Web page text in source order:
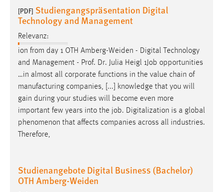
[PDF] Studiengangspräsentation Digital
Technology and Management
Relevanz:
ion from day 1 OTH Amberg-Weiden - Digital Technology
and Management - Prof. Dr. Julia Heigl 1Job opportunities
…in almost all corporate functions in the value chain of
manufacturing companies, [...] knowledge that you will
gain during your studies will become even more
important few years into the job. Digitalization is a global
phenomenon that affects companies across all industries.
Therefore,
Studienangebote Digital Business (Bachelor)
OTH Amberg-Weiden